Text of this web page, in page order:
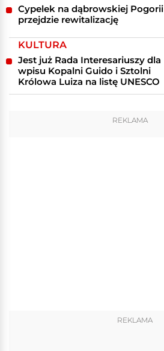
Cypelek na dąbrowskiej Pogorii
przejdzie rewitalizację
KULTURA
Jest już Rada Interesariuszy dla
wpisu Kopalni Guido i Sztolni
Królowa Luiza na listę UNESCO
REKLAMA
REKLAMA